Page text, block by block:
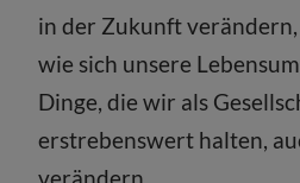
in der Zukunft verändern,
wie sich unsere
Dinge, die wir als
erstrebenswert halten,
verändern.